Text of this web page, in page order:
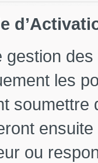
gestion
les
soumettre
ou